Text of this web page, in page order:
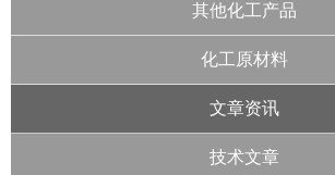
其他化工产品
化工原材料
文章资讯
技术文章